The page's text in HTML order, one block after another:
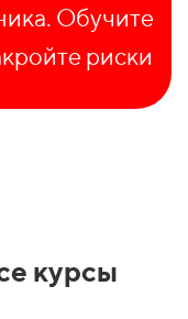
Обучите
риски
курсы